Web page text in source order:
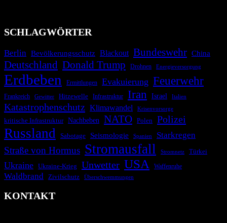
SCHLAGWÖRTER
Berlin Bevölkerungsschutz Blackout Bundeswehr China
Deutschland Donald Trump Drohnen Energieversorgung
Erdbeben Ermittlungen Evakuierung Feuerwehr
Frankreich Gewitter Hitzewelle Infrastruktur Iran Israel Italien
Katastrophenschutz Klimawandel Krisenvorsorge
kritische Infrastruktur Nachbeben NATO Polen Polizei
Russland Sabotage Seismologie Spanien Starkregen
Straße von Hormus Stromausfall Stromnetz Türkei
Ukraine Ukraine-Krieg Unwetter USA Waffenruhe
Waldbrand Zivilschutz Überschwemmungen
KONTAKT